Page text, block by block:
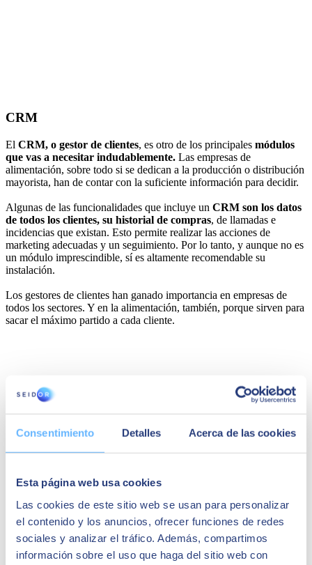
Consentimiento Detalles Acerca de las cookies
Esta página web usa cookies
Las cookies de este sitio web se usan para personalizar
el contenido y los anuncios, ofrecer funciones de redes
sociales y analizar el tráfico. Además, compartimos
información sobre el uso que haga del sitio web con
CRM
El CRM, o gestor de clientes, es otro de los principales módulos
que vas a necesitar indudablemente. Las empresas de
alimentación, sobre todo si se dedican a la producción o distribución
mayorista, han de contar con la suficiente información para decidir.
Algunas de las funcionalidades que incluye un CRM son los datos
de todos los clientes, su historial de compras, de llamadas e
incidencias que existan. Esto permite realizar las acciones de
marketing adecuadas y un seguimiento. Por lo tanto, y aunque no es
un módulo imprescindible, sí es altamente recomendable su
instalación.
Los gestores de clientes han ganado importancia en empresas de
todos los sectores. Y en la alimentación, también, porque sirven para
sacar el máximo partido a cada cliente.
Gestión financiera
La gestión financiera es un ámbito muy amplio que indica una